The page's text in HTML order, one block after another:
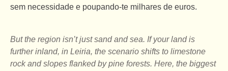
sem necessidade e poupando-te milhares de euros.
But the region isn’t just sand and sea. If your land is
further inland, in Leiria, the scenario shifts to limestone
rock and slopes flanked by pine forests. Here, the biggest